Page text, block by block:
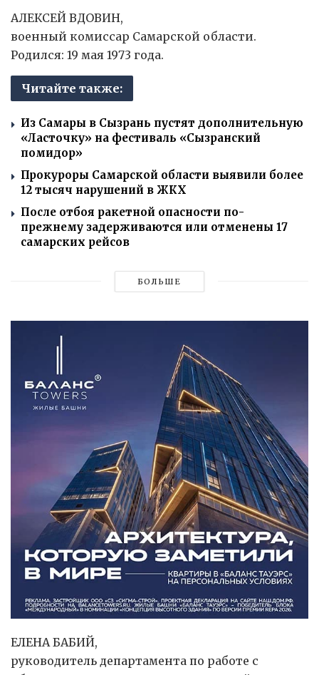
АЛЕКСЕЙ ВДОВИН,
военный комиссар Самарской области.
Родился: 19 мая 1973 года.
Читайте также:
Из Самары в Сызрань пустят дополнительную
«Ласточку» на фестиваль «Сызранский
помидор»
Прокуроры Самарской области выявили более
12 тысяч нарушений в ЖКХ
После отбоя ракетной опасности по-
прежнему задерживаются или отменены 17
самарских рейсов
БОЛЬШЕ
ЕЛЕНА БАБИЙ,
руководитель департамента по работе с